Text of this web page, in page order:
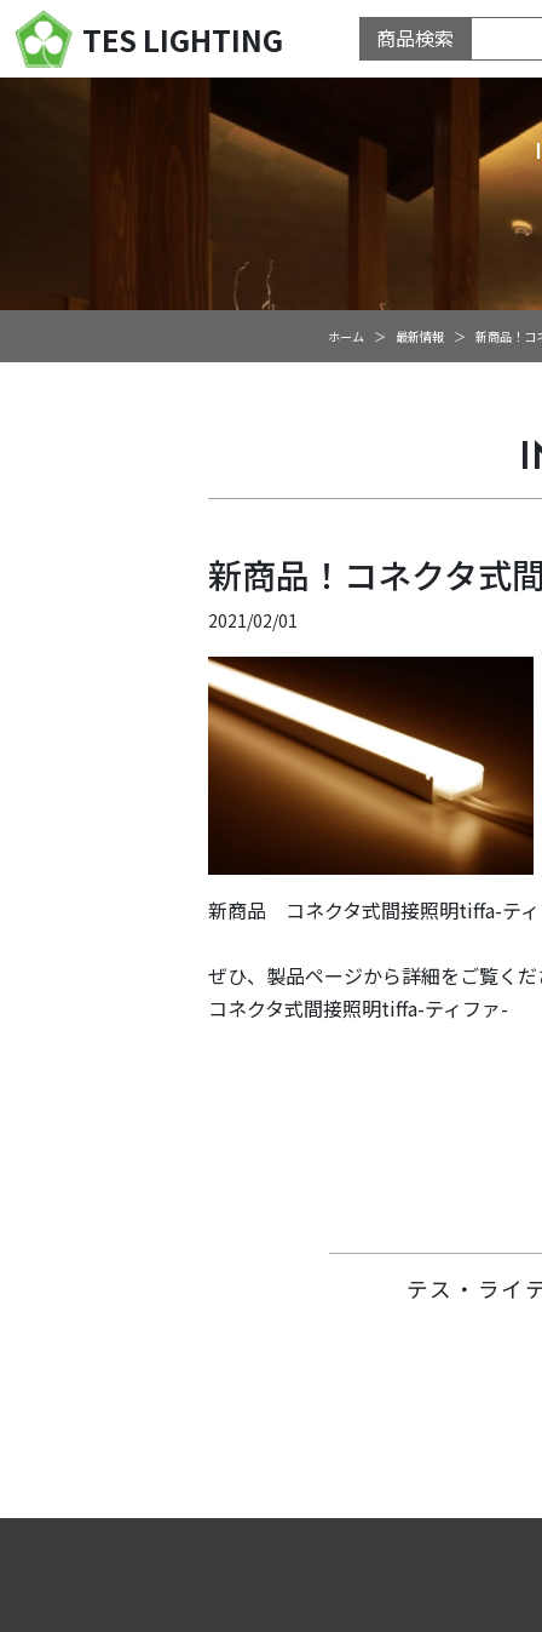
TES LIGHTING 商品検索
ホーム 最新情報 新商品！コ
新商品！コネクタ式
2021/02/01
新商品 コネクタ式間接照明tiffa-テ
ぜひ、製品ページから詳細をご覧く
コネクタ式間接照明tiffa-ティファ-
テス・ライ